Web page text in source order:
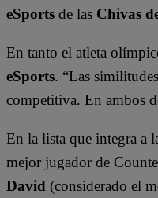
eSports de las Chivas
En tanto el atleta
eSports. “Las
competitiva. En ambos
En la lista que integra a
mejor jugador de
David (considerado el